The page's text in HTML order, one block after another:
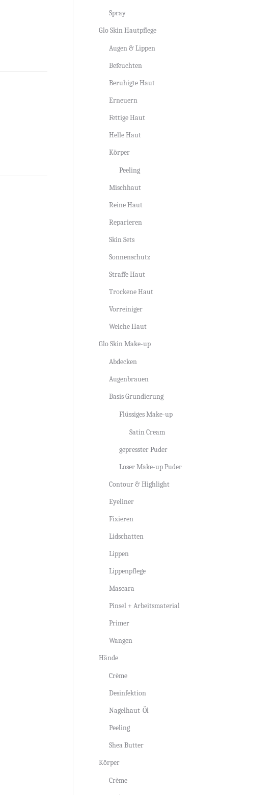
Spray
Glo Skin Hautpflege
Augen & Lippen
Befeuchten
Beruhigte Haut
Erneuern
Fettige Haut
Helle Haut
Körper
Peeling
Mischhaut
Reine Haut
Reparieren
Skin Sets
Sonnenschutz
Straffe Haut
Trockene Haut
Vorreiniger
Weiche Haut
Glo Skin Make-up
Abdecken
Augenbrauen
Basis Grundierung
Flüssiges Make-up
Satin Cream
gepresster Puder
Loser Make-up Puder
Contour & Highlight
Eyeliner
Fixieren
Lidschatten
Lippen
Lippenpflege
Mascara
Pinsel + Arbeitsmaterial
Primer
Wangen
Hände
Crème
Desinfektion
Nagelhaut-Öl
Peeling
Shea Butter
Körper
Crème